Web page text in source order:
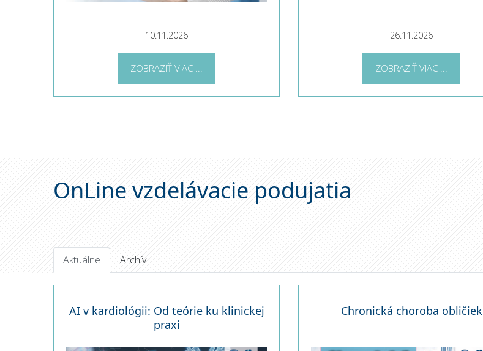
10.11.2026
ZOBRAZIŤ VIAC ...
26.11.2026
ZOBRAZIŤ VIAC ...
OnLine vzdelávacie podujatia
Aktuálne Archív
AI v kardiológii: Od teórie ku klinickej
praxi
Chronická choroba obličiek